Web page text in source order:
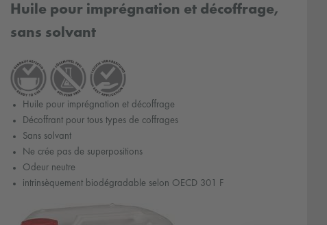
Huile pour imprégnation et décoffrage,
sans solvant
Huile pour imprégnation et décoffrage
Décoffrant pour tous types de coffrages
Sans solvant
Ne crée pas de superpositions
Odeur neutre
intrinsèquement biodégradable selon OECD 301 F